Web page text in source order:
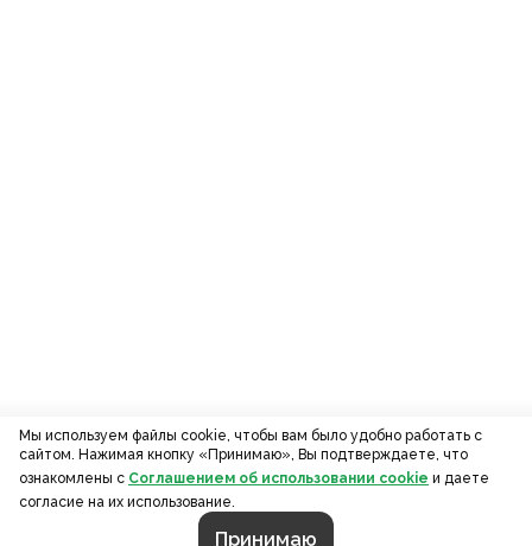
Мы используем файлы cookie, чтобы вам было удобно работать с
сайтом. Нажимая кнопку «Принимаю», Вы подтверждаете, что
ознакомлены с Соглашением об использовании cookie и даете
согласие на их использование.
Принимаю